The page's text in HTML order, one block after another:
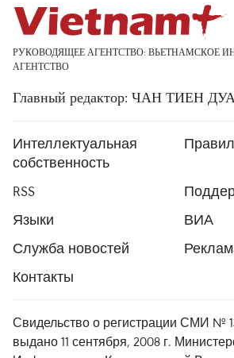
РУКОВОДЯЩЕЕ АГЕНТСТВО: ВЬЕТНАМСКОЕ
АГЕНТСТВО
Главный редактор: ЧАН ТИЕН
Интеллектуальная
собственность
RSS
Языки
ВИА
Служба новостей
Контакты
Свидельство о регистрации СМИ №
выдано 11 сентября, 2008 г.